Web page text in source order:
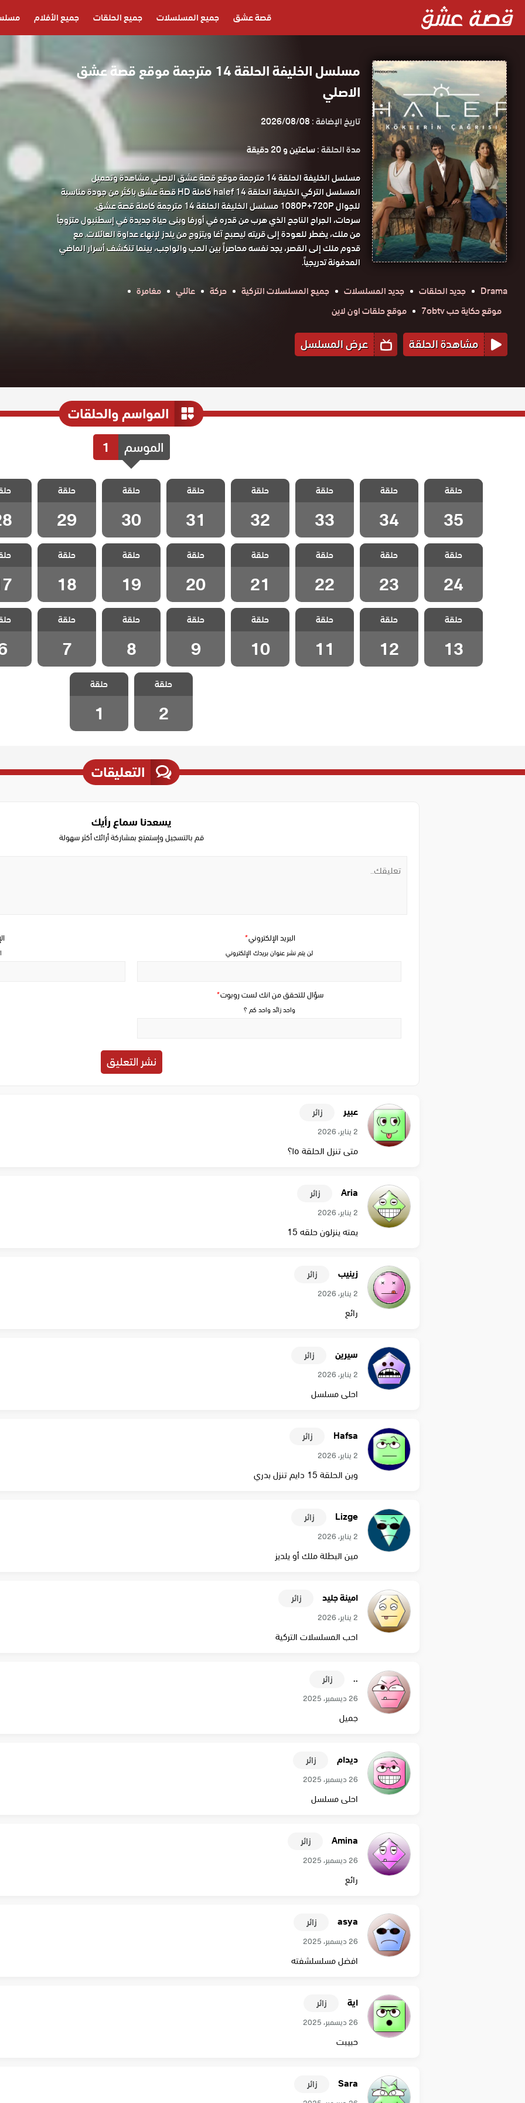
قصة عشق جميع المسلسلات جميع الحلقات جميع الأفلام
مسلسل الخليفة الحلقة 14 مترجمة موقع قصة عشق
الاصلي
تاريخ الإضافة :2026/08/08
مدة الحلقة :ساعتين و 20 دقيقة
مسلسل الخليفة الحلقة 14 مترجمة موقع قصة عشق الاصلي مشاهدة وتحميل
المسلسل التركي الخليفة الحلقة 14 halef كاملة HD قصة عشق باكثر من جودة مناسبة
للجوال 1080P+720P مسلسل الخليفة الحلقة 14 مترجمة كاملة قصة عشق.
سرحات، الجراح الناجح الذي هرب من قدره في أورفا وبنى حياة جديدة في إسطنبول متزوجاً
من ملك، يضطر للعودة إلى قريته ليصبح آغا ويتزوج من يلدز لإنهاء عداوة العائلات. مع
قدوم ملك إلى القصر، يجد نفسه محاصراً بين الحب والواجب، بينما تنكشف أسرار الماضي
المدفونة تدريجياً.
Drama
جديد الحلقات جديد المسلسلات جميع المسلسلات التركية حركة عائلي
مغامرة
موقع حكاية حب 7obtv
موقع حلقات اون لاين
مشاهدة الحلقة عرض المسلسل
المواسم والحلقات
الموسم 1
مسلسل الخليفة
الحلقة 35
والاخيرة
حلقة
35
مسلسل الخليفة
الحلقة 34
حلقة
34
مسلسل الخليفة
الحلقة 33
حلقة
33
مسلسل الخليفة
الحلقة 32
حلقة
32
مسلسل الخليفة
الحلقة 31
حلقة
31
مسلسل الخليفة
الحلقة 30
حلقة
30
مسلسل الخليفة
الحلقة 29
حلقة
29
مسلسل
مسلسل الخليفة
الحلقة 24
حلقة
24
مسلسل الخليفة
الحلقة 23
حلقة
23
مسلسل الخليفة
الحلقة 22
حلقة
22
مسلسل الخليفة
الحلقة 21
حلقة
21
مسلسل الخليفة
الحلقة 20
حلقة
20
مسلسل الخليفة
الحلقة 19
حلقة
19
مسلسل الخليفة
الحلقة 18
حلقة
18
مسلسل
مسلسل الخليفة
الحلقة 13
حلقة
13
مسلسل الخليفة
الحلقة 12
حلقة
12
مسلسل الخليفة
الحلقة 11
حلقة
11
مسلسل الخليفة
الحلقة 10
حلقة
10
مسلسل الخليفة
الحلقة 9
حلقة
9
مسلسل الخليفة
الحلقة 8
حلقة
8
مسلسل الخليفة
الحلقة 7
حلقة
7
مسلسل
مسلسل الخليفة
الحلقة 2
حلقة
2
مسلسل الخليفة
الحلقة 1
حلقة
1
التعليقات
يسعدنا سماع رأيك
قم بالتسجيل وإستمتع بمشاركة أرائك أكثر سهولة
سؤال للتحقق من انك لست روبوت*
واحد زائد واحد كم ؟
البريد الإلكتروني*
لن يتم نشر عنوان بريدك الإلكتروني
عبير زائر
2 يناير، 2026
متى تنزل الحلقة ١٥؟
Aria زائر
2 يناير، 2026
يمته ينزلون حلقه 15
زينيب زائر
2 يناير، 2026
رائع
سيرين زائر
2 يناير، 2026
احلى مسلسل
Hafsa زائر
2 يناير، 2026
وين الحلقة 15 دايم تنزل بدري
Lizge زائر
2 يناير، 2026
مين البطلة ملك أو يلديز
امينة جليد زائر
2 يناير، 2026
احب المسلسلات التركية
.. زائر
26 ديسمبر، 2025
جميل
ديدام زائر
26 ديسمبر، 2025
احلى مسلسل
Amina زائر
26 ديسمبر، 2025
رائع
asya زائر
26 ديسمبر، 2025
افضل مسلسلشفته
اية زائر
26 ديسمبر، 2025
حبيبت
Sara زائر